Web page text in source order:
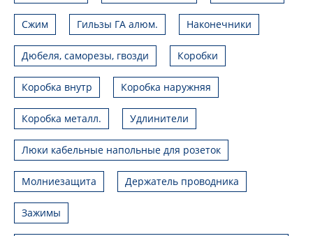
Сжим Гильзы ГА алюм. Наконечники
Дюбеля, саморезы, гвозди Коробки
Коробка внутр Коробка наружняя
Коробка металл. Удлинители
Люки кабельные напольные для розеток
Молниезащита Держатель проводника
Зажимы